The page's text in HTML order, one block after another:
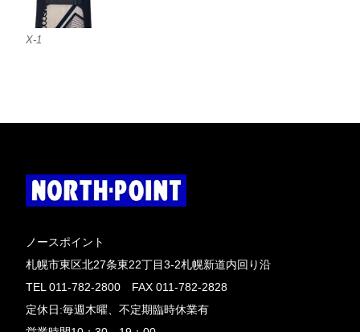
X-1
ノースポイント
札幌市東区北27条東22丁目3-2札幌新道内回り沿
TEL 011-782-2800 FAX 011-782-2828
定休日:毎週木曜、不定期臨時休業有